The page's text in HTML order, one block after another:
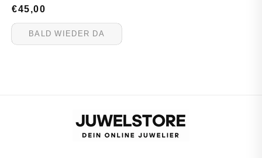
NORMALER
PREIS
€45,00
BALD WIEDER DA